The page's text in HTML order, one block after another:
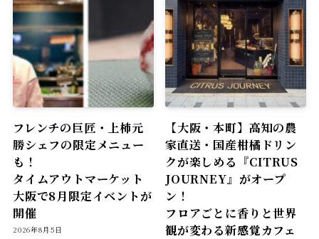
フレンチの巨匠・上柿元
勝シェフの限定メニュー
も！
タイムアウトマーケット
大阪で8月限定イベントが
開催
2026年8月5日
【大阪・本町】高知の農
家直送・国産柑橘ドリン
クが楽しめる『CITRUS
JOURNEY』がオープ
ン！
フロアごとに香りと世界
観が変わる新感覚カフェ